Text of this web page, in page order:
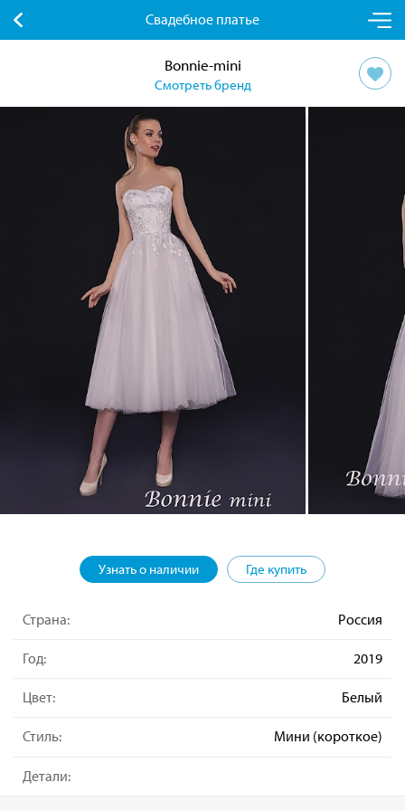
Свадебное платье
Bonnie-mini
Смотреть бренд
Узнать о наличии Где купить
Страна: Россия
Год: 2019
Цвет: Белый
Стиль: Мини (короткое)
Детали: